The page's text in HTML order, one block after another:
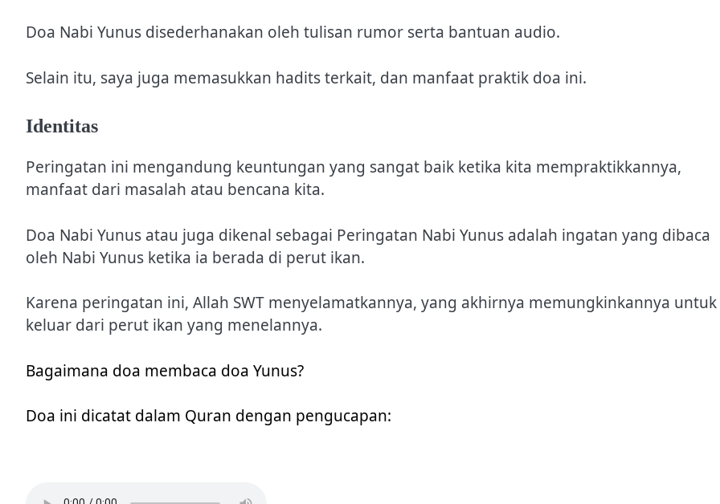
Doa Nabi Yunus disederhanakan oleh tulisan rumor serta bantuan audio.
Selain itu, saya juga memasukkan hadits terkait, dan manfaat praktik doa ini.
Identitas
Peringatan ini mengandung keuntungan yang sangat baik ketika kita mempraktikkannya,
manfaat dari masalah atau bencana kita.
Doa Nabi Yunus atau juga dikenal sebagai Peringatan Nabi Yunus adalah ingatan yang dibaca
oleh Nabi Yunus ketika ia berada di perut ikan.
Karena peringatan ini, Allah SWT menyelamatkannya, yang akhirnya memungkinkannya untuk
keluar dari perut ikan yang menelannya.
Bagaimana doa membaca doa Yunus?
Doa ini dicatat dalam Quran dengan pengucapan: